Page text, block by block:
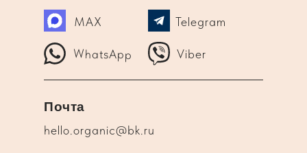
WhatsApp Viber
Telegram
MAX
hello.organic@bk.ru
Почта